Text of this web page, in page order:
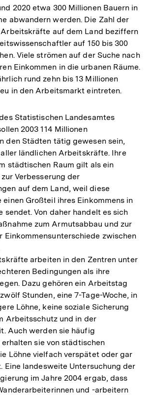
2020 etwa 300 Millionen Bauern in
abwandern werden. Die Zahl der
auf dem Land beziffern
auf 150 bis 300
Viele strömen auf der Suche nach
Einkommen in die urbanen Räume.
rund zehn bis 13 Millionen
in den Arbeitsmarkt eintreten.
Statistischen Landesamtes
2003 114 Millionen
den Städten tätig gewesen sein,
ländlichen Arbeitskräfte. Ihre
städtischen Raum gilt als ein
Verbesserung der
auf dem Land, weil diese
einen Großteil ihres Einkommens in
sendet. Von daher handelt es sich
zum Armutsabbau und zur
Einkommensunterschiede zwischen
arbeiten in den Zentren unter
Bedingungen als ihre
Dazu gehören ein Arbeitstag
Stunden, eine 7-Tage-Woche, in
Löhne, keine soziale Sicherung
Arbeitsschutz und in der
Auch werden sie häufig
sie von städtischen
Löhne vielfach verspätet oder gar
Eine landesweite Untersuchung der
im Jahre 2004 ergab, dass
und -arbeitern